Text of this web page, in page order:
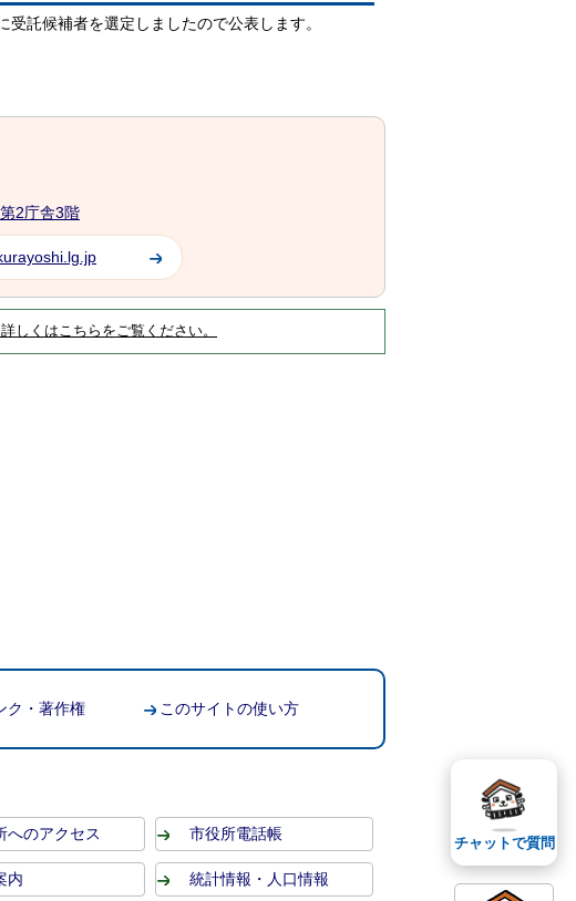
託候補者を選定しましたので公表します。
2庁舎3階
しくはこちらをご覧ください。
ク・著作権 このサイトの使い方
へのアクセス 市役所電話帳
内 統計情報・人口情報
チャットで質問